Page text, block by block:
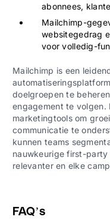
abonnees,
Mailchimp-
websitegedrag
voor volledig-
Mailchimp is een
doelgroepen te
engagement te
marketingtools om
communicatie te
kunnen teams
nauwkeurige first-
relevanter en elke
FAQ’s